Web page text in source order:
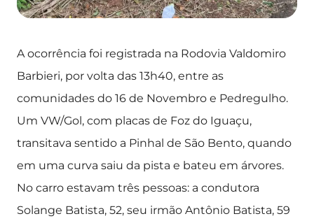
A ocorrência foi registrada na Rodovia Valdomiro
Barbieri, por volta das 13h40, entre as
comunidades do 16 de Novembro e Pedregulho.
Um VW/Gol, com placas de Foz do Iguaçu,
transitava sentido a Pinhal de São Bento, quando
em uma curva saiu da pista e bateu em árvores.
No carro estavam três pessoas: a condutora
Solange Batista, 52, seu irmão Antônio Batista, 59